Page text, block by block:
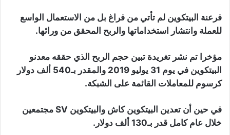
فرعنة البيتكوين لم تأتي من فراغ بل من الاستعمال الواسع
للعملة وانتشار استخداماتها والربح المحقق من ورائها.
مؤخرا تم نشر تغريدة تبين حجم الربح الذي حققه معدنو
البيتكوين في يوم 31 يوليو 2019 والمقدر بـ540 ألف دولار
كرسوم للمعاملات القائمة على الشبكة.
في حين أن تعدين البيتكوين كاش والبيتكوين SV مجتمعين
خلال عام كامل قدر بـ130 ألف دولار.